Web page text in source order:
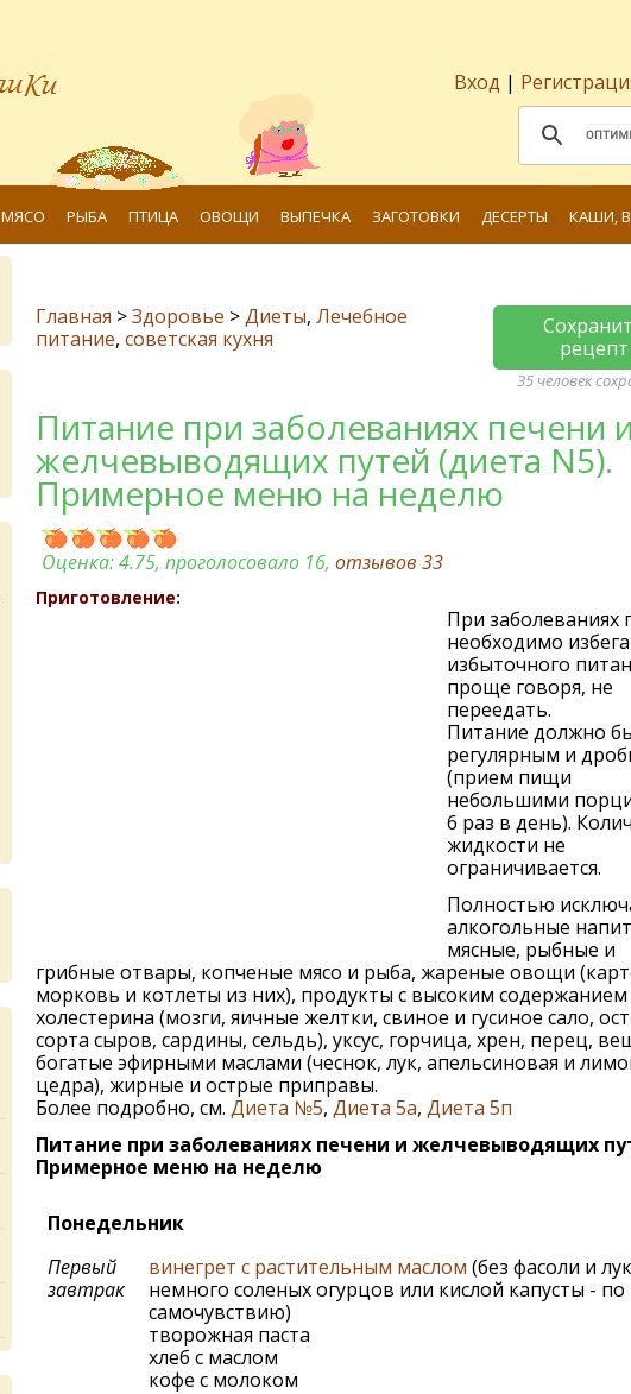
Вход |
МЯСО РЫБА ПТИЦА ОВОЩИ ВЫПЕЧКА ЗАГОТОВКИ ДЕСЕРТЫ КАШИ,
Главная >Здоровье >Диеты, Лечебное
питание, советская кухня
рецепт
35 человек
Питание при заболеваниях печени
желчевыводящих путей (диета N5).
Примерное меню на неделю
Оценка:4.75, проголосовало 16, отзывов 33
Приготовление:
При заболеваниях
необходимо
избыточного
проще говоря, не
переедать.
Питание должно
регулярным и
(прием пищи
небольшими
6 раз в день).
жидкости не
ограничивается.
Полностью
алкогольные
мясные, рыбные и
грибные отвары, копченые мясо и рыба, жареные овощи
морковь и котлеты из них), продукты с высоким содержанием
холестерина (мозги, яичные желтки, свиное и гусиное сало,
сорта сыров, сардины, сельдь), уксус, горчица, хрен, перец,
богатые эфирными маслами (чеснок, лук, апельсиновая и
цедра), жирные и острые приправы.
Более подробно, см. Диета №5, Диета 5а, Диета 5п
Питание при заболеваниях печени и желчевыводящих
Примерное меню на неделю
Понедельник
Первый
завтрак
винегрет с растительным маслом (без фасоли и
немного соленых огурцов или кислой капусты - по
самочувствию)
творожная паста
хлеб с маслом
кофе с молоком